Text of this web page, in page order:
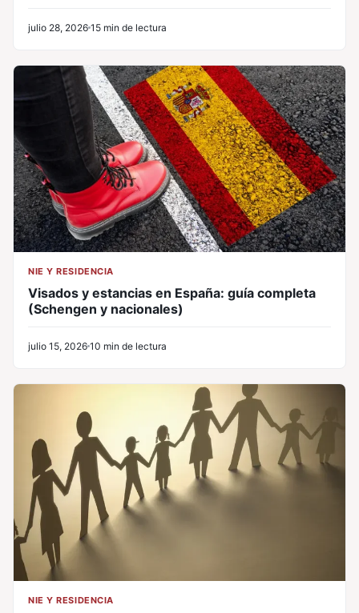
julio 28, 2026 15 min de lectura
NIE Y RESIDENCIA
Visados y estancias en España: guía completa
(Schengen y nacionales)
julio 15, 2026 10 min de lectura
NIE Y RESIDENCIA